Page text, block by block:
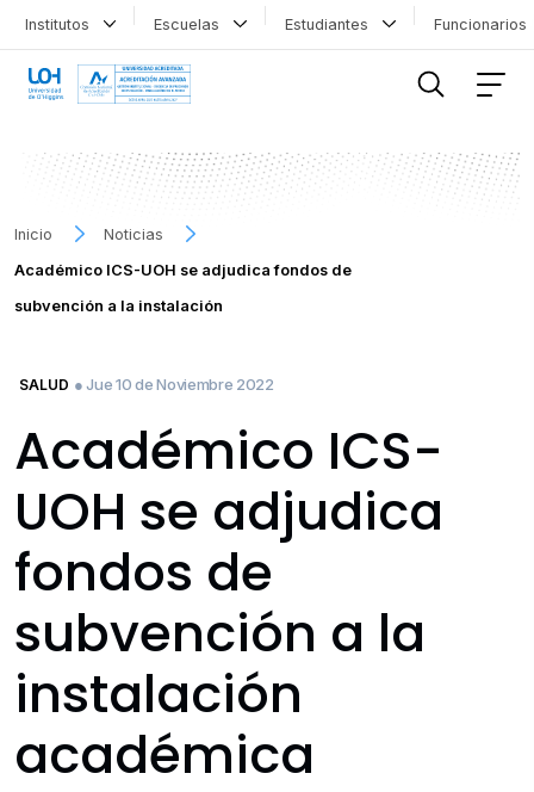
Institutos Escuelas Estudiantes
Inicio
Noticias
Académico ICS-UOH se adjudica fondos de
subvención a la instalación
SALUD ● Jue 10 de Noviembre 2022
Académico ICS-
UOH se adjudica
fondos de
subvención a la
instalación
académica